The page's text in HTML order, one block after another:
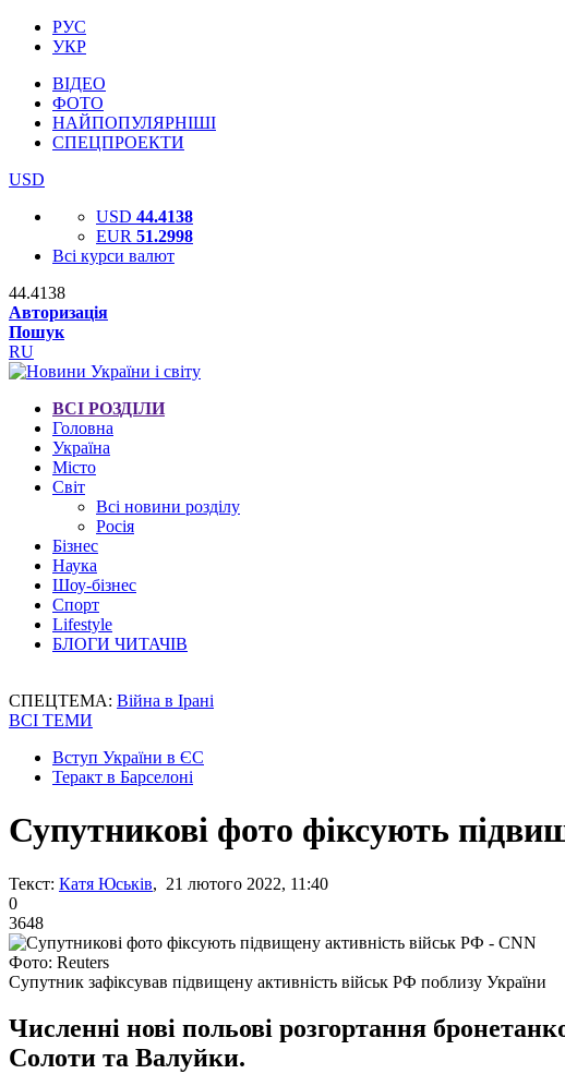
РУС
УКР
ВІДЕО
ФОТО
НАЙПОПУЛЯРНІШІ
СПЕЦПРОЕКТИ
USD
USD 44.4138
EUR 51.2998
Всі курси валют
44.4138
Авторизація
Пошук
RU
ВСІ РОЗДІЛИ
Головна
Україна
Місто
Світ
Всі новини розділу
Росія
Бізнес
Наука
Шоу-бізнес
Спорт
Lifestyle
БЛОГИ ЧИТАЧІВ
СПЕЦТЕМА: Війна в Ірані
ВСІ ТЕМИ
Вступ України в ЄС
Теракт в Барселоні
Супутникові фото фіксують
Текст: Катя Юськів, 21 лютого 2022, 11:40
0
3648
Фото: Reuters
Супутник зафіксував підвищену активність військ РФ поблизу України
Численні нові польові розгортання
Солоти та Валуйки.